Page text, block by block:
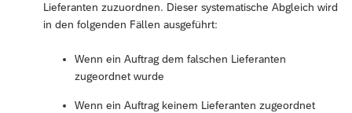
Lieferanten zuzuordnen. Dieser systematische Abgleich wird
in den folgenden Fällen ausgeführt:
Wenn ein Auftrag dem falschen Lieferanten
zugeordnet wurde
Wenn ein Auftrag keinem Lieferanten zugeordnet